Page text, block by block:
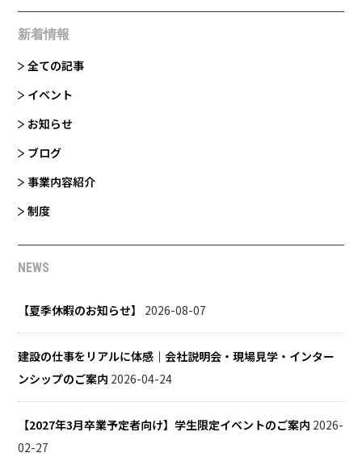
新着情報
全ての記事
イベント
お知らせ
ブログ
事業内容紹介
制度
NEWS
【夏季休暇のお知らせ】 2026-08-07
建設の仕事をリアルに体感｜会社説明会・現場見学・インター
ンシップのご案内 2026-04-24
【2027年3月卒業予定者向け】学生限定イベントのご案内 2026-
02-27